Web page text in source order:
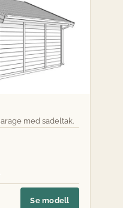
med sadeltak.
Se modell